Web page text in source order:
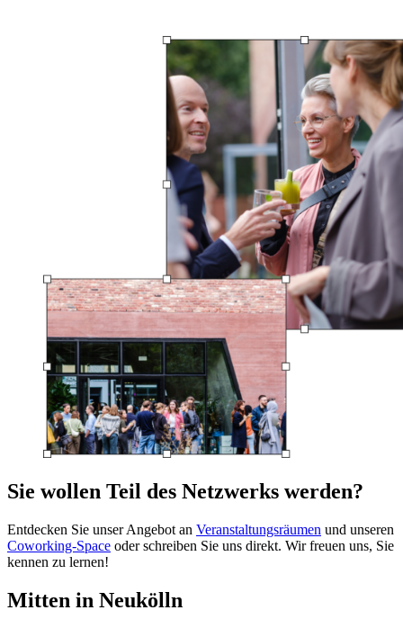
Sie wollen Teil des Netzwerks werden?
Entdecken Sie unser Angebot an Veranstaltungsräumen und unseren
Coworking-Space oder schreiben Sie uns direkt. Wir freuen uns, Sie
kennen zu lernen!
Mitten in Neukölln